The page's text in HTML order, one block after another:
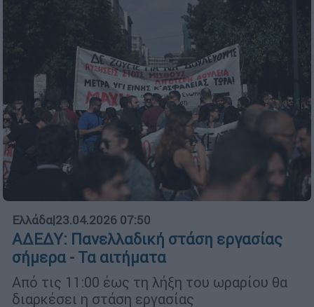
Ελλάδα|23.04.2026 07:50
ΑΔΕΔΥ: Πανελλαδική στάση εργασίας
σήμερα - Τα αιτήματα
Από τις 11:00 έως τη λήξη του ωραρίου θα
διαρκέσει η στάση εργασίας